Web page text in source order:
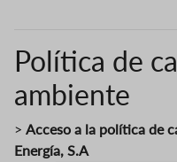
Política de
ambiente
> Acceso a la política de
Energía, S.A